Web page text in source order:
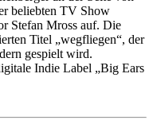
beliebten TV Show
Stefan Mross auf. Die
Titel „wegfliegen“, der
gespielt wird.
Indie Label „Big Ears